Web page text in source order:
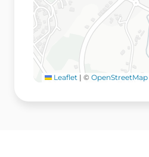
Leaflet | © OpenStreetMap